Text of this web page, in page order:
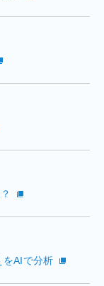
をAIで分析